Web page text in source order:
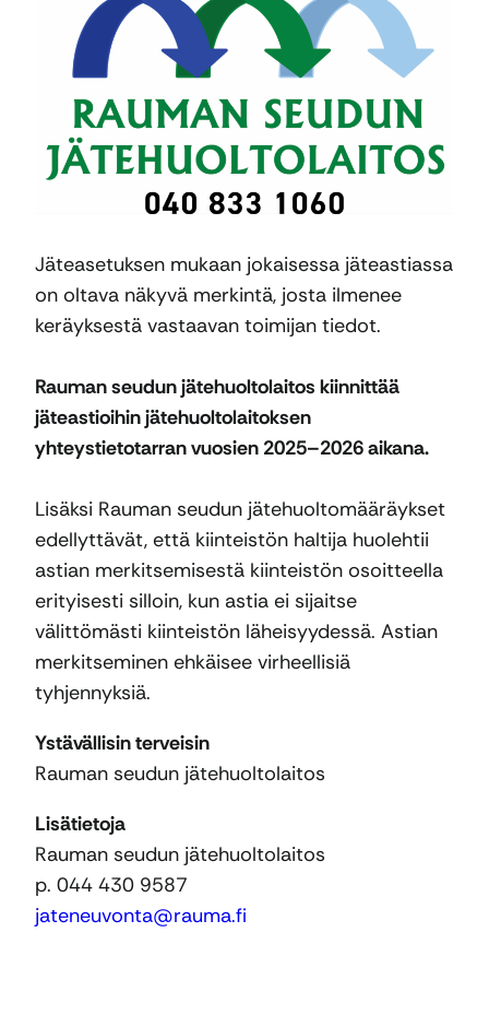
Jäteasetuksen mukaan jokaisessa jäteastiassa
on oltava näkyvä merkintä, josta ilmenee
keräyksestä vastaavan toimijan tiedot.
Rauman seudun jätehuoltolaitos kiinnittää
jäteastioihin jätehuoltolaitoksen
yhteystietotarran vuosien 2025–2026 aikana.
Lisäksi Rauman seudun jätehuoltomääräykset
edellyttävät, että kiinteistön haltija huolehtii
astian merkitsemisestä kiinteistön osoitteella
erityisesti silloin, kun astia ei sijaitse
välittömästi kiinteistön läheisyydessä. Astian
merkitseminen ehkäisee virheellisiä
tyhjennyksiä.
Ystävällisin terveisin
Rauman seudun jätehuoltolaitos
Lisätietoja
Rauman seudun jätehuoltolaitos
p. 044 430 9587
jateneuvonta@rauma.fi